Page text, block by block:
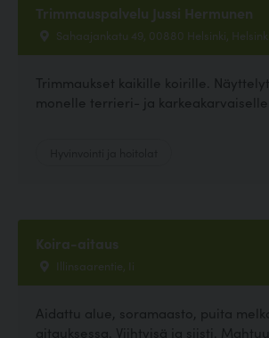
Trimmauspalvelu Jussi Hermunen
Sahaajankatu 49, 00880 Helsinki, Helsinki
Trimmaukset kaikille koirille.
monelle terrieri- ja karkeakarvaiselle
Koira-aitaus
Illinsaarentie, Ii
Aidattu alue, soramaasto, puita
aitauksessa. Viihtyisä ja siisti.